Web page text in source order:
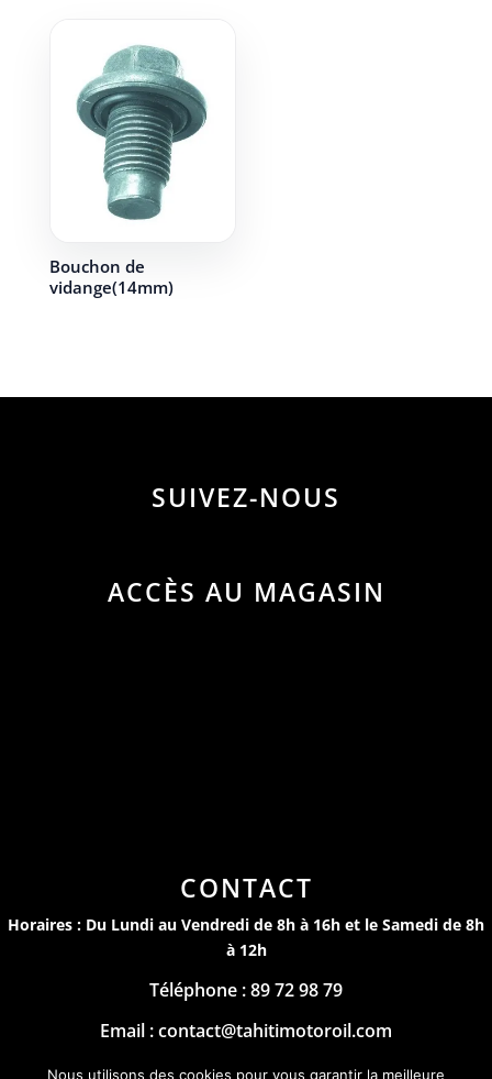
Bouchon de
vidange(14mm)
SUIVEZ-NOUS
ACCÈS AU MAGASIN
CONTACT
Horaires : Du Lundi au Vendredi de 8h à 16h et le Samedi de 8h
à 12h
Téléphone : 89 72 98 79
Email : contact@tahitimotoroil.com
Mentions Légales
Nous utilisons des cookies pour vous garantir la meilleure